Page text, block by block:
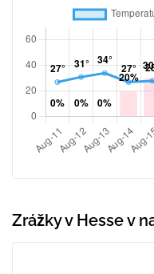
Zrážky v Hesse v